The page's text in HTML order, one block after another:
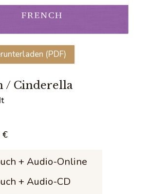
(PDF)
/ Cinderella
€Preisspanne:
+ Audio-Online
+ Audio-CD